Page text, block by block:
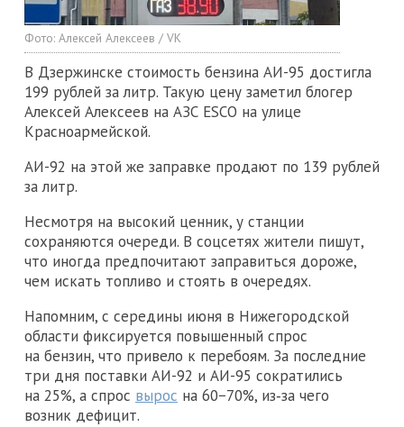
Фото: Алексей Алексеев / VK
В Дзержинске стоимость бензина АИ-95 достигла
199 рублей за литр. Такую цену заметил блогер
Алексей Алексеев на АЗС ESCO на улице
Красноармейской.
АИ-92 на этой же заправке продают по 139 рублей
за литр.
Несмотря на высокий ценник, у станции
сохраняются очереди. В соцсетях жители пишут,
что иногда предпочитают заправиться дороже,
чем искать топливо и стоять в очередях.
Напомним, с середины июня в Нижегородской
области фиксируется повышенный спрос
на бензин, что привело к перебоям. За последние
три дня поставки АИ-92 и АИ-95 сократились
на 25%, а спрос вырос на 60−70%, из‑за чего
возник дефицит.